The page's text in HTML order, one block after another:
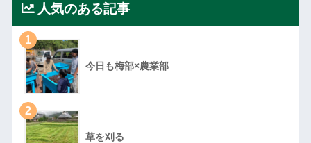
人気のある記事
1
今日も梅部×農業部
2
草を刈る